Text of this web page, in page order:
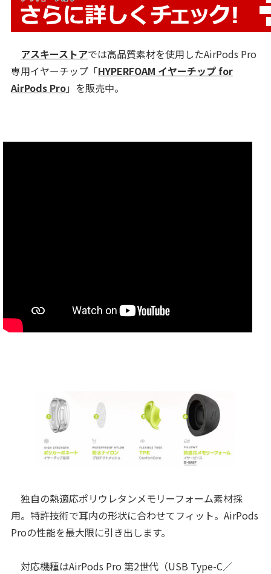
アスキーストアでは高品質素材を使用したAirPods Pro
専用イヤーチップ「HYPERFOAM イヤーチップ for
AirPods Pro」を販売中。
独自の熱適応ポリウレタンメモリーフォーム素材採
用。特許技術で耳内の形状に合わせてフィット。AirPods
Proの性能を最大限に引き出します。
対応機種はAirPods Pro 第2世代（USB Type-C／